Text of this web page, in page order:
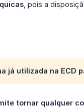
, pois a
já utilizada na ECD
tornar qualquer